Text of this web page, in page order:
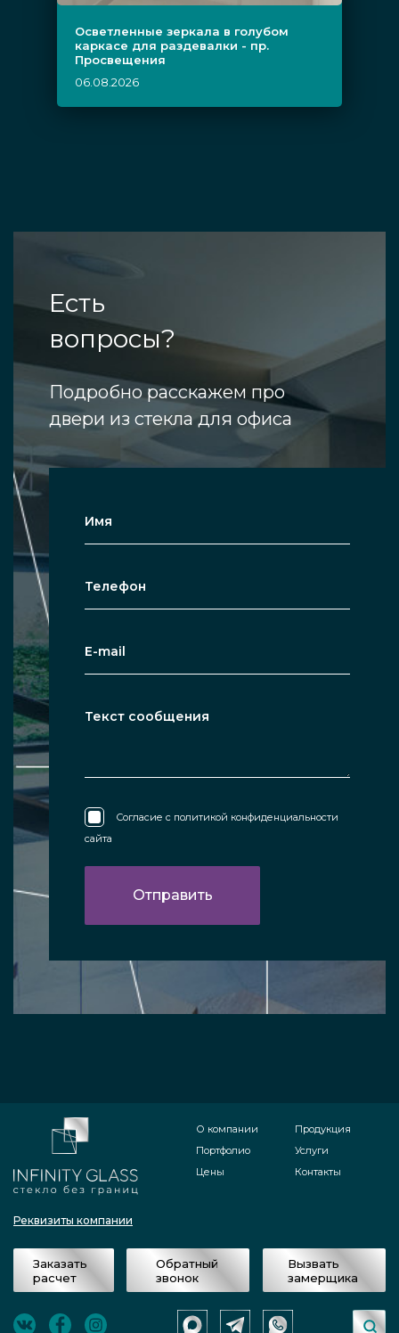
Осветленные зеркала в голубом
каркасе для раздевалки - пр.
Просвещения
06.08.2026
Есть
вопросы?
Подробно расскажем про
двери из стекла для офиса
Согласие с политикой конфиденциальности
сайта
Реквизиты компании
О компании
Портфолио
Цены
Продукция
Услуги
Контакты
Заказать
расчет
Обратный
звонок
Вызвать
замерщика